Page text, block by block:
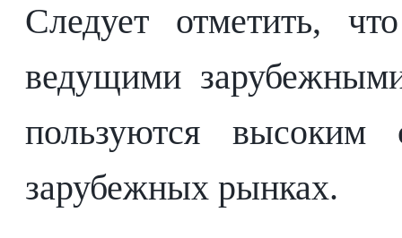
Следует отметить,
ведущими
пользуются
зарубежных рынках.